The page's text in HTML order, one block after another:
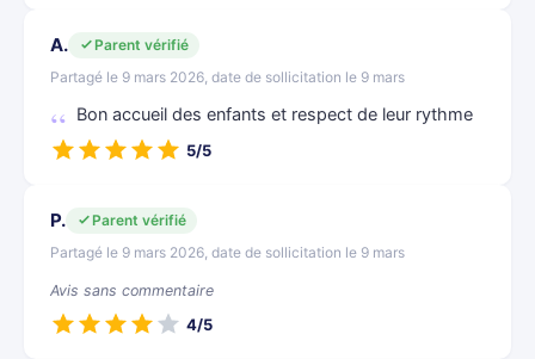
A.
Parent vérifié
Partagé le 9 mars 2026, date de sollicitation le 9 mars
Bon accueil des enfants et respect de leur rythme
5/5
P.
Parent vérifié
Partagé le 9 mars 2026, date de sollicitation le 9 mars
Avis sans commentaire
4/5